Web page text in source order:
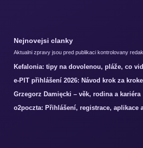
Nejnovejsi clanky
Aktualni zpravy jsou pred publikaci kontrolovany
Kefalonia: tipy na dovolenou, pláže, co
e-PIT přihlášení 2026: Návod krok za
Grzegorz Damięcki – věk, rodina a kariéra
o2poczta: Přihlášení, registrace, aplikace